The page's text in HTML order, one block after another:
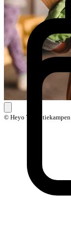
© Heyo Vakantiekampen